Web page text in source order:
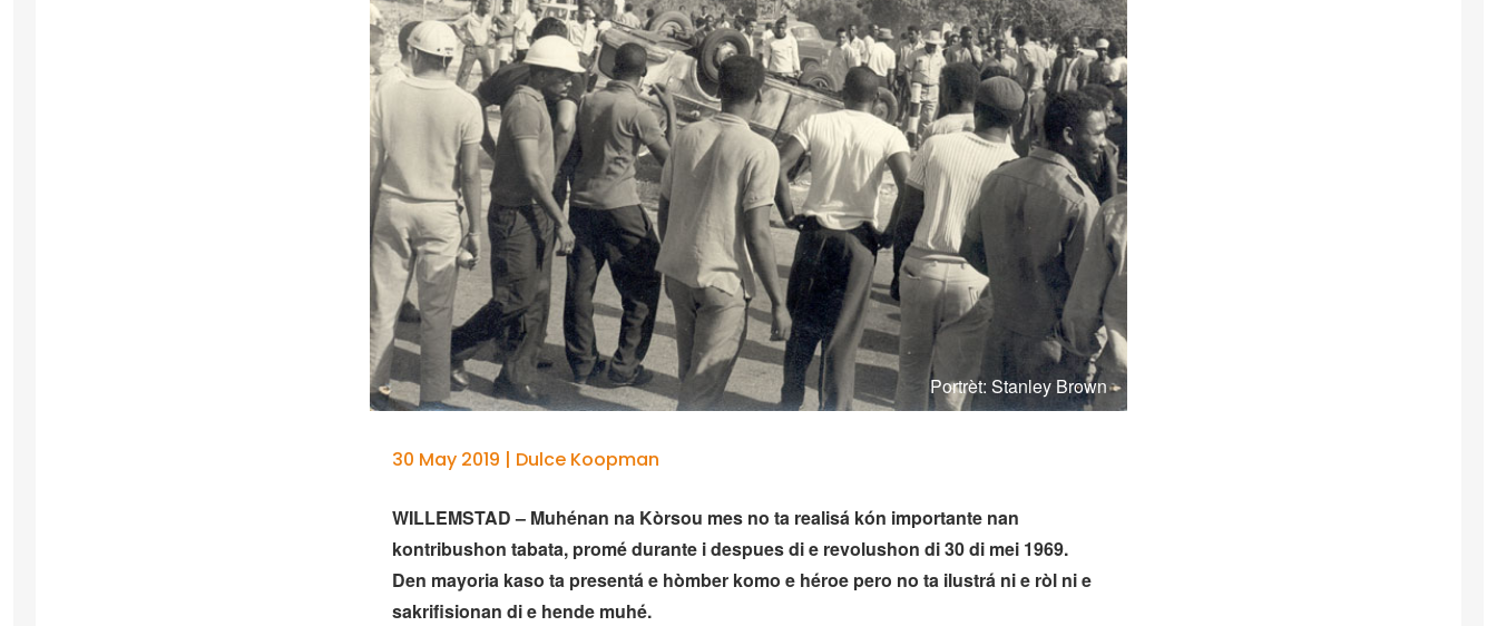
Portrèt: Stanley Brown
30 May 2019 | Dulce Koopman
WILLEMSTAD – Muhénan na Kòrsou mes no ta realisá kón importante nan
kontribushon tabata, promé durante i despues di e revolushon di 30 di mei 1969.
Den mayoria kaso ta presentá e hòmber komo e héroe pero no ta ilustrá ni e ròl ni e
sakrifisionan di e hende muhé.